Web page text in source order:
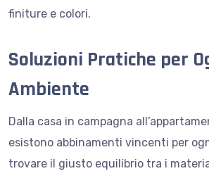
finiture e colori.
Soluzioni Pratiche per
Ambiente
Dalla casa in campagna
esistono abbinamenti vincenti per
trovare il giusto equilibrio tra i